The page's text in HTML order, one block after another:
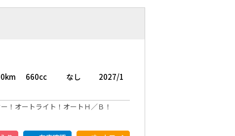
660cc なし 2027/1
！オートライト！オートＨ／Ｂ！